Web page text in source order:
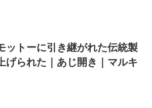
ットーに引き継がれた伝統製
げられた｜あじ開き｜マルキ